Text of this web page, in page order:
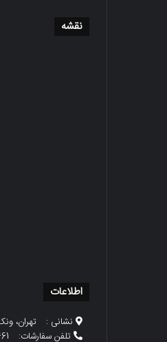
نقشه
اطلاعات
نشانی :
تهران، ونک،
تلفن سفارشات: